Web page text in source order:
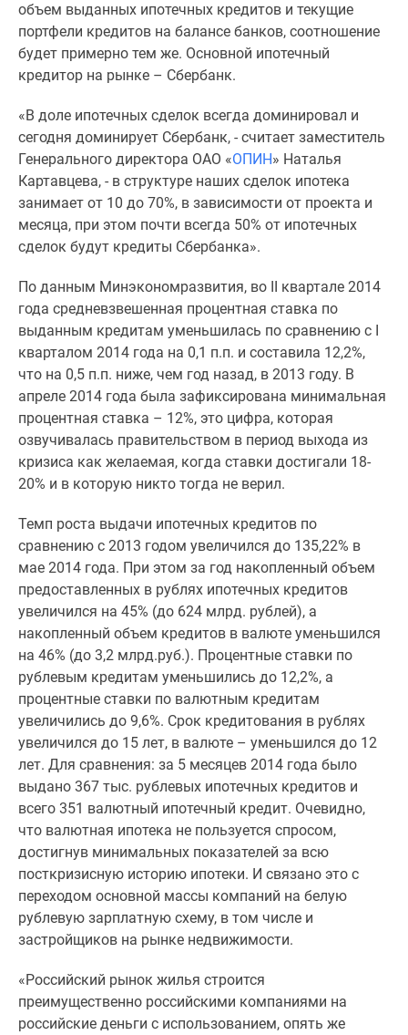
комнатные
комнатные
комнатные
Квартиры
карте
Ипотечный
калькулятор
Семейная
Военная
ипотека
Банки
программы
Медиа
Новости
недвижимости
Мнение
эксперта
рынка
Покупателю
Экспертиза
новостроек
Эксперты
авторы
проекте
Контакты
Реклама
сайте
Дзен
Машино-
места
Апартаменты
#траншевая
ипотека
ИТ-
ипотека
Квартиры
объем выданных ипотечных кредитов и текущие
портфели кредитов на балансе банков, соотношение
будет примерно тем же. Основной ипотечный
кредитор на рынке – Сбербанк.
«В доле ипотечных сделок всегда доминировал и
сегодня доминирует Сбербанк, - считает заместитель
Генерального директора ОАО «ОПИН» Наталья
Картавцева, - в структуре наших сделок ипотека
занимает от 10 до 70%, в зависимости от проекта и
месяца, при этом почти всегда 50% от ипотечных
сделок будут кредиты Сбербанка».
По данным Минэкономразвития, во II квартале 2014
года средневзвешенная процентная ставка по
выданным кредитам уменьшилась по сравнению с I
кварталом 2014 года на 0,1 п.п. и составила 12,2%,
что на 0,5 п.п. ниже, чем год назад, в 2013 году. В
апреле 2014 года была зафиксирована минимальная
процентная ставка – 12%, это цифра, которая
озвучивалась правительством в период выхода из
кризиса как желаемая, когда ставки достигали 18-
20% и в которую никто тогда не верил.
Темп роста выдачи ипотечных кредитов по
сравнению с 2013 годом увеличился до 135,22% в
мае 2014 года. При этом за год накопленный объем
предоставленных в рублях ипотечных кредитов
увеличился на 45% (до 624 млрд. рублей), а
накопленный объем кредитов в валюте уменьшился
на 46% (до 3,2 млрд.руб.). Процентные ставки по
рублевым кредитам уменьшились до 12,2%, а
процентные ставки по валютным кредитам
увеличились до 9,6%. Срок кредитования в рублях
увеличился до 15 лет, в валюте – уменьшился до 12
лет. Для сравнения: за 5 месяцев 2014 года было
выдано 367 тыс. рублевых ипотечных кредитов и
всего 351 валютный ипотечный кредит. Очевидно,
что валютная ипотека не пользуется спросом,
достигнув минимальных показателей за всю
посткризисную историю ипотеки. И связано это с
переходом основной массы компаний на белую
рублевую зарплатную схему, в том числе и
застройщиков на рынке недвижимости.
«Российский рынок жилья строится
преимущественно российскими компаниями на
российские деньги с использованием, опять же